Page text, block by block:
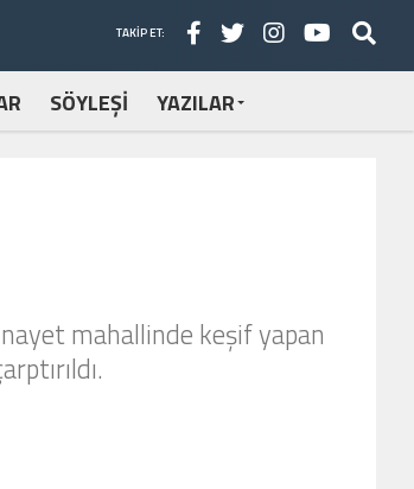
TAKIP ET:
SÖYLEŞİ YAZILAR
mahallinde keşif yapan